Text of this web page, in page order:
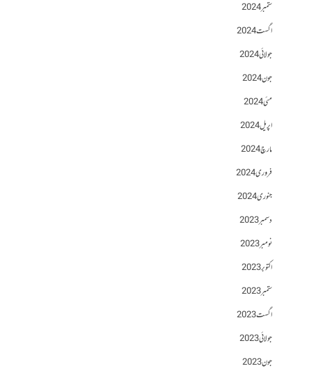
ستمبر 2024
اگست 2024
جولائی 2024
جون 2024
مئی 2024
اپریل 2024
مارچ 2024
فروری 2024
جنوری 2024
دسمبر 2023
نومبر 2023
اکتوبر 2023
ستمبر 2023
اگست 2023
جولائی 2023
جون 2023